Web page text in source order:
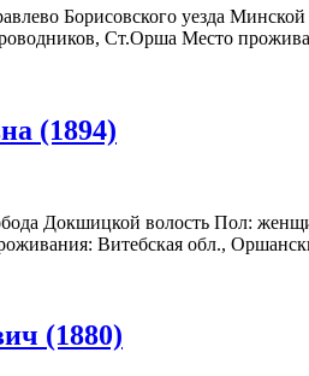
Борисовского уезда
Ст.Орша Место
(1894)
Докшицкой волость Пол:
Витебская обл.,
(1880)